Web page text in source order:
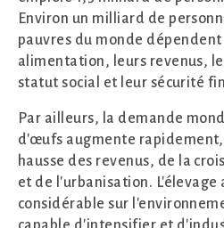
Environ un milliard de
pauvres du monde
alimentation, leurs revenus,
statut social et leur sécurité
Par ailleurs, la demande
d'œufs augmente
hausse des revenus, de la
et de l'urbanisation. L'élevage
considérable sur